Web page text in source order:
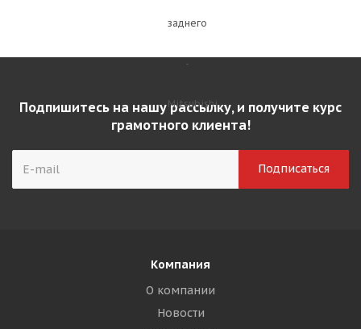
Подпишитесь на нашу рассылку, и получите курс
грамотного клиента!
Компания
О компании
Новости